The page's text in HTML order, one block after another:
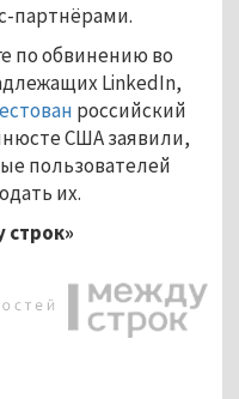
партнёрами.
по обвинению во
LinkedIn,
российский
США заявили,
пользователей
их.
строк»